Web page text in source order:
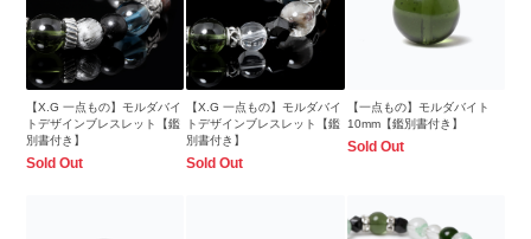
【X.G 一点もの】モルダバイ
トデザインブレスレット【鑑
別書付き】
Sold Out
【X.G 一点もの】モルダバイ
トデザインブレスレット【鑑
別書付き】
Sold Out
【一点もの】モルダバイト
10mm【鑑別書付き】
Sold Out